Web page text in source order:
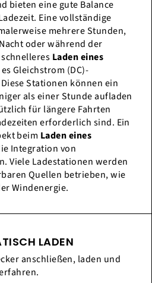
bieten eine gute Balance
Eine vollständige
mehrere Stunden,
oder während der
Laden eines
Gleichstrom (DC)-
Stationen können ein
als einer Stunde aufladen
für längere Fahrten
erforderlich sind. Ein
beim Laden eines
Integration von
Viele Ladestationen werden
Quellen betrieben, wie
Windenergie.
LADEN
anschließen, laden und